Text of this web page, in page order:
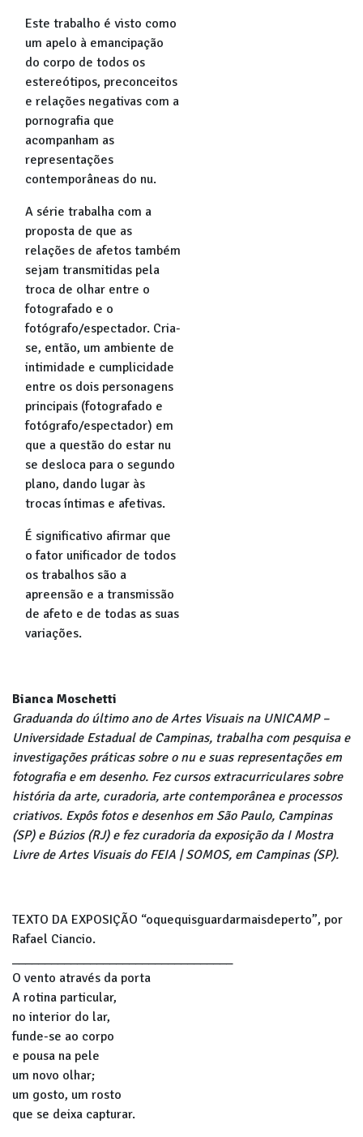
Este trabalho é visto como
um apelo à emancipação
do corpo de todos os
estereótipos, preconceitos
e relações negativas com a
pornografia que
acompanham as
representações
contemporâneas do nu.
A série trabalha com a
proposta de que as
relações de afetos também
sejam transmitidas pela
troca de olhar entre o
fotografado e o
fotógrafo/espectador. Cria-
se, então, um ambiente de
intimidade e cumplicidade
entre os dois personagens
principais (fotografado e
fotógrafo/espectador) em
que a questão do estar nu
se desloca para o segundo
plano, dando lugar às
trocas íntimas e afetivas.
É significativo afirmar que
o fator unificador de todos
os trabalhos são a
apreensão e a transmissão
de afeto e de todas as suas
variações.
Bianca Moschetti
Graduanda do último ano de Artes Visuais na UNICAMP –
Universidade Estadual de Campinas, trabalha com pesquisa e
investigações práticas sobre o nu e suas representações em
fotografia e em desenho. Fez cursos extracurriculares sobre
história da arte, curadoria, arte contemporânea e processos
criativos. Expôs fotos e desenhos em São Paulo, Campinas
(SP) e Búzios (RJ) e fez curadoria da exposição da I Mostra
Livre de Artes Visuais do FEIA | SOMOS, em Campinas (SP).
TEXTO DA EXPOSIÇÃO “oquequisguardarmaisdeperto”, por
Rafael Ciancio.
O vento através da porta
A rotina particular,
no interior do lar,
funde-se ao corpo
e pousa na pele
um novo olhar;
um gosto, um rosto
que se deixa capturar.